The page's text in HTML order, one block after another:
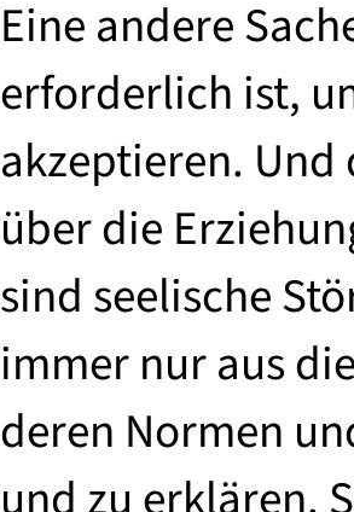
Eine andere
erforderlich ist,
akzeptieren. Und
über die
sind seelische
immer nur aus
deren Normen